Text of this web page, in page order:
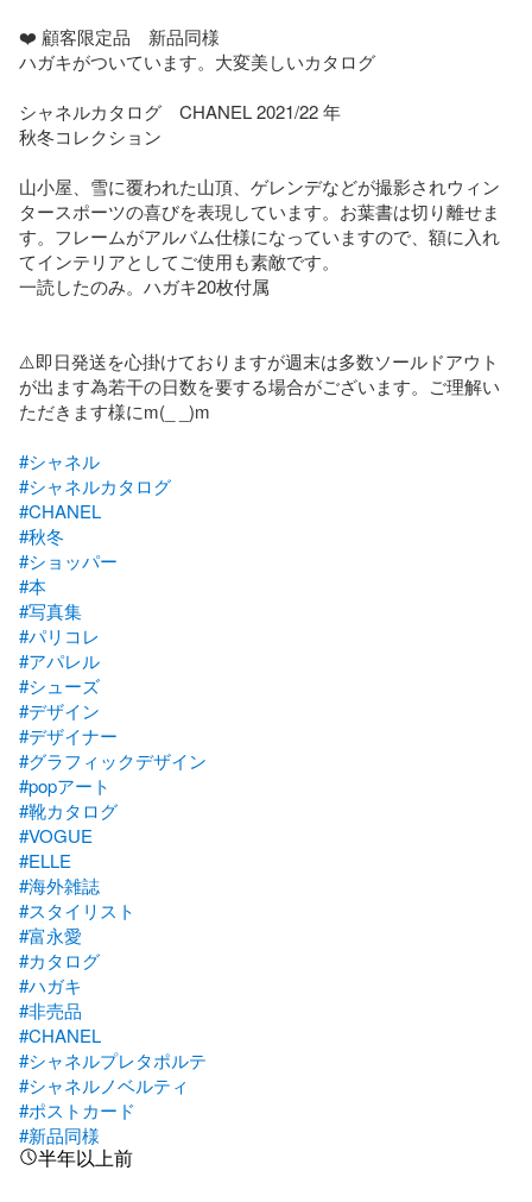
❤️ 顧客限定品　新品同様
ハガキがついています。大変美しいカタログ
シャネルカタログ　CHANEL 2021/22 年
秋冬コレクション
山小屋、雪に覆われた山頂、ゲレンデなどが撮影されウィン
タースポーツの喜びを表現しています。お葉書は切り離せま
す。フレームがアルバム仕様になっていますので、額に入れ
てインテリアとしてご使用も素敵です。
一読したのみ。ハガキ20枚付属
⚠️即日発送を心掛けておりますが週末は多数ソールドアウト
が出ます為若干の日数を要する場合がございます。ご理解い
ただきます様にm(_ _)m
#シャネル
#シャネルカタログ
#CHANEL
#秋冬
#ショッパー
#本
#写真集
#パリコレ
#アパレル
#シューズ
#デザイン
#デザイナー
#グラフィックデザイン
#popアート
#靴カタログ
#VOGUE
#ELLE
#海外雑誌
#スタイリスト
#富永愛
#カタログ
#ハガキ
#非売品
#CHANEL
#シャネルプレタポルテ
#シャネルノベルティ
#ポストカード
#新品同様
半年以上前